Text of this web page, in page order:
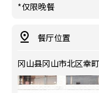
*仅限晚餐
餐厅位置
冈山县冈山市北区幸